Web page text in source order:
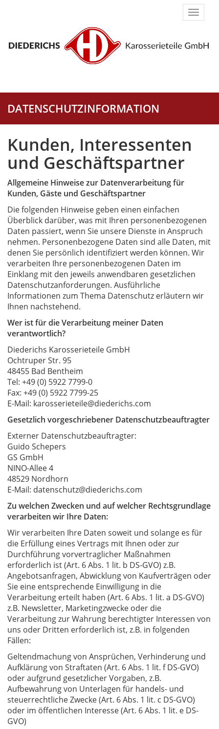
DATENSCHUTZINFORMATION
Kunden, Interessenten
und Geschäftspartner
Allgemeine Hinweise zur Datenverarbeitung für
Kunden, Gäste und Geschäftspartner
Die folgenden Hinweise geben einen einfachen
Überblick darüber, was mit Ihren personenbezogenen
Daten passiert, wenn Sie unsere Dienste in Anspruch
nehmen. Personenbezogene Daten sind alle Daten, mit
denen Sie persönlich identifiziert werden können. Wir
verarbeiten Ihre personenbezogenen Daten im
Einklang mit den jeweils anwendbaren gesetzlichen
Datenschutzanforderungen. Ausführliche
Informationen zum Thema Datenschutz erläutern wir
Ihnen nachstehend.
Wer ist für die Verarbeitung meiner Daten
verantwortlich?
Diederichs Karosserieteile GmbH
Ochtruper Str. 95
48455 Bad Bentheim
Tel: +49 (0) 5922 7799-0
Fax: +49 (0) 5922 7799-25
E-Mail: karosserieteile@diederichs.com
Gesetzlich vorgeschriebener Datenschutzbeauftragter
Externer Datenschutzbeauftragter:
Guido Schepers
GS GmbH
NINO-Allee 4
48529 Nordhorn
E-Mail: datenschutz@diederichs.com
Zu welchen Zwecken und auf welcher Rechtsgrundlage
verarbeiten wir Ihre Daten:
Wir verarbeiten Ihre Daten soweit und solange es für
die Erfüllung eines Vertrags mit Ihnen oder zur
Durchführung vorvertraglicher Maßnahmen
erforderlich ist (Art. 6 Abs. 1 lit. b DS-GVO) z.B.
Angebotsanfragen, Abwicklung von Kaufverträgen oder
Sie eine entsprechende Einwilligung in die
Verarbeitung erteilt haben (Art. 6 Abs. 1 lit. a DS-GVO)
z.B. Newsletter, Marketingzwecke oder die
Verarbeitung zur Wahrung berechtigter Interessen von
uns oder Dritten erforderlich ist, z.B. in folgenden
Fällen:
Geltendmachung von Ansprüchen, Verhinderung und
Aufklärung von Straftaten (Art. 6 Abs. 1 lit. f DS-GVO)
oder aufgrund gesetzlicher Vorgaben, z.B.
Aufbewahrung von Unterlagen für handels- und
steuerrechtliche Zwecke (Art. 6 Abs. 1 lit. c DS-GVO)
oder im öffentlichen Interesse (Art. 6 Abs. 1 lit. e DS-
GVO)